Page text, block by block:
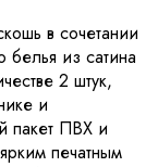
в сочетании
белья из сатина
2 штук,
и
пакет ПВХ и
печатным